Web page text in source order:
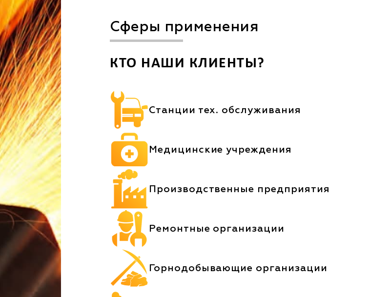
Сферы применения
КТО НАШИ КЛИЕНТЫ?
Станции тех. обслуживания
Медицинские учреждения
Производственные предприятия
Ремонтные организации
Горнодобывающие организации